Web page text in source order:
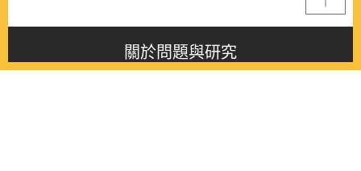
關於問題與研究
About this journal